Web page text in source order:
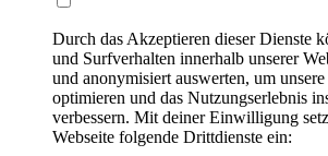
Durch das Akzeptieren dieser Dienste
und Surfverhalten innerhalb unserer
und anonymisiert auswerten, um unsere
optimieren und das Nutzungserlebnis
verbessern. Mit deiner Einwilligung
Webseite folgende Drittdienste ein: